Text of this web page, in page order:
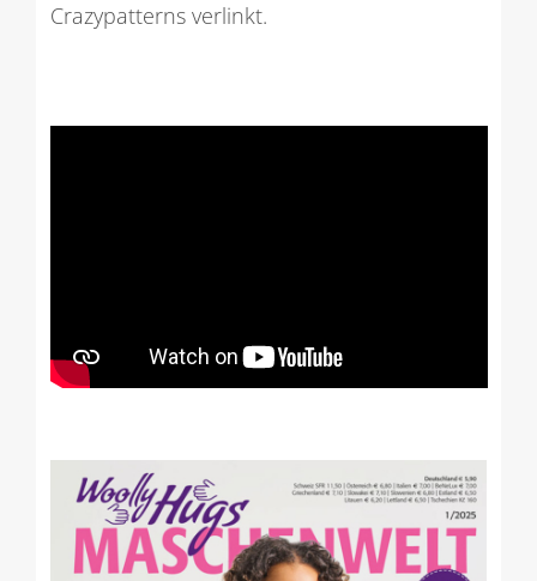
Crazypatterns verlinkt.